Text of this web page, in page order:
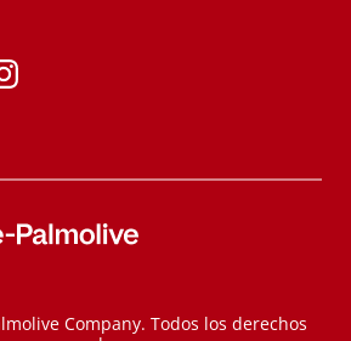
Company. Todos los derechos